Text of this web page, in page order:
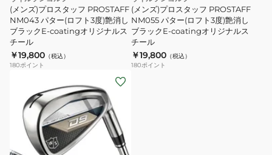
(メンズ)プロスタッフ PROSTAFF
NM043 パター(ロフト3度)艶消し
ブラックE-coatingオリジナルス
チール
￥19,800 （税込）
180ポイント
(メンズ)プロスタッフ PROSTAFF
NM055 パター(ロフト3度)艶消し
ブラックE-coatingオリジナルス
チール
￥19,800 （税込）
180ポイント